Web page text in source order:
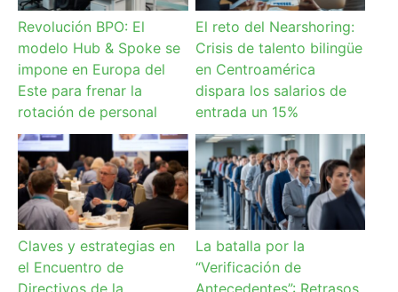
Revolución BPO: El
modelo Hub & Spoke se
impone en Europa del
Este para frenar la
rotación de personal
El reto del Nearshoring:
Crisis de talento bilingüe
en Centroamérica
dispara los salarios de
entrada un 15%
Claves y estrategias en
el Encuentro de
Directivos de la
La batalla por la
“Verificación de
Antecedentes”: Retrasos